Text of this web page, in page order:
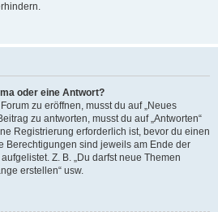
oder eine Antwort?
zu eröffnen, musst du auf „Neues
zu antworten, musst du auf „Antworten“
Registrierung erforderlich ist, bevor du einen
Berechtigungen sind jeweils am Ende der
Z. B. „Du darfst neue Themen
erstellen“ usw.